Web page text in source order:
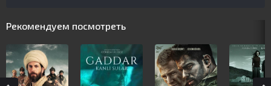
Рекомендуем посмотреть